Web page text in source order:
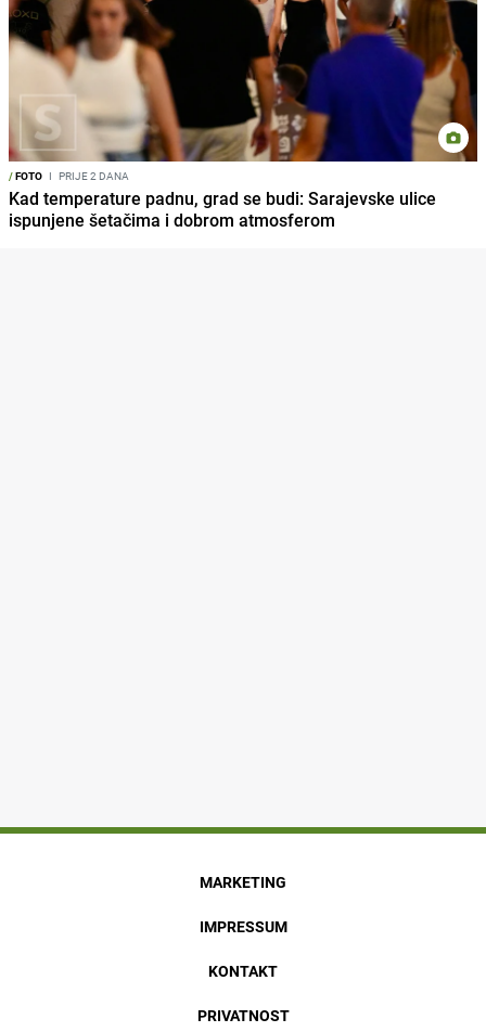
/FOTO I PRIJE 2 DANA
Kad temperature padnu, grad se budi: Sarajevske ulice
ispunjene šetačima i dobrom atmosferom
MARKETING
IMPRESSUM
KONTAKT
PRIVATNOST